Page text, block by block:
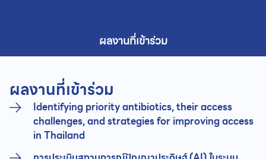
ผลงานที่เข้าร่วม
ผลงานที่เข้าร่วม
Identifying priority antibiotics, their access
challenges, and strategies for improving access
in Thailand